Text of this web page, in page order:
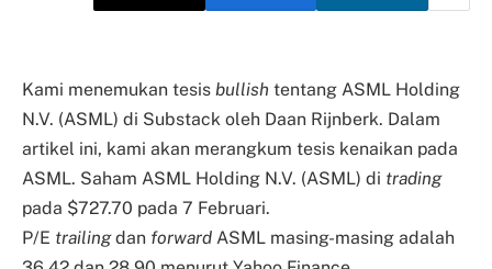
Kami menemukan tesis bullish tentang ASML Holding
N.V. (ASML) di Substack oleh Daan Rijnberk. Dalam
artikel ini, kami akan merangkum tesis kenaikan pada
ASML. Saham ASML Holding N.V. (ASML) di trading
pada $727.70 pada 7 Februari.
P/E trailingdan forward ASML masing-masing adalah